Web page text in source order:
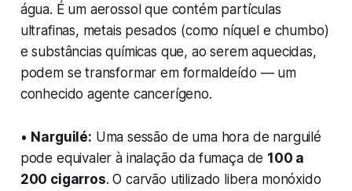
água. É um aerossol que contém partículas
ultrafinas, metais pesados (como níquel e chumbo)
e substâncias químicas que, ao serem aquecidas,
podem se transformar em formaldeído — um
conhecido agente cancerígeno.
• Narguilé: Uma sessão de uma hora de narguilé
pode equivaler à inalação da fumaça de 100 a
200 cigarros. O carvão utilizado libera monóxido